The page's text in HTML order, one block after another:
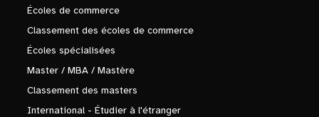
Écoles de commerce
Classement des écoles de commerce
Écoles spécialisées
Master / MBA / Mastère
Classement des masters
International - Étudier à l'étranger